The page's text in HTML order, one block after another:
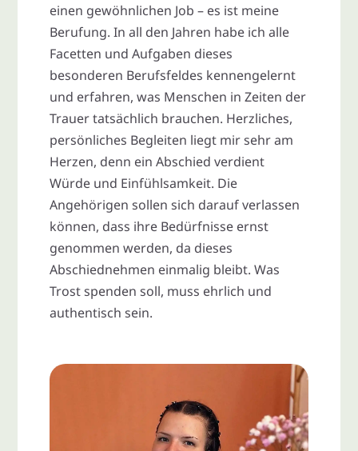
einen gewöhnlichen Job – es ist meine
Berufung. In all den Jahren habe ich alle
Facetten und Aufgaben dieses
besonderen Berufsfeldes kennengelernt
und erfahren, was Menschen in Zeiten der
Trauer tatsächlich brauchen. Herzliches,
persönliches Begleiten liegt mir sehr am
Herzen, denn ein Abschied verdient
Würde und Einfühlsamkeit. Die
Angehörigen sollen sich darauf verlassen
können, dass ihre Bedürfnisse ernst
genommen werden, da dieses
Abschiednehmen einmalig bleibt. Was
Trost spenden soll, muss ehrlich und
authentisch sein.